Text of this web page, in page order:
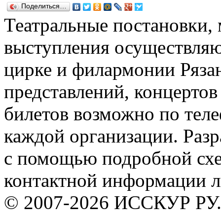
Поделиться…
Театральные
выступления
цирке и филармонии
представлений,
билетов возможно по
каждой организации.
с помощью подробной
контактной информации
© 2007-2026 ИССКУР РУ.